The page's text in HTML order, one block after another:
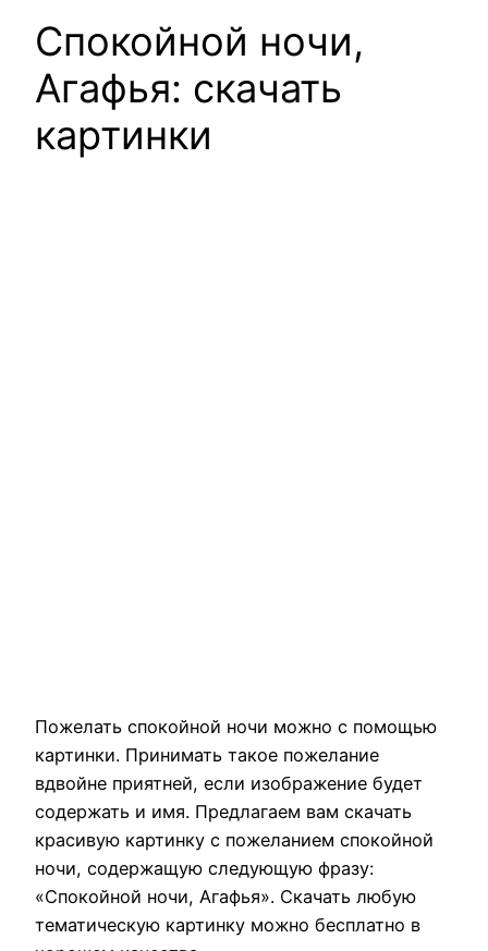
Спокойной ночи,
Агафья: скачать
картинки
Пожелать спокойной ночи можно с помощью
картинки. Принимать такое пожелание
вдвойне приятней, если изображение будет
содержать и имя. Предлагаем вам скачать
красивую картинку с пожеланием спокойной
ночи, содержащую следующую фразу:
«Спокойной ночи, Агафья». Скачать любую
тематическую картинку можно бесплатно в